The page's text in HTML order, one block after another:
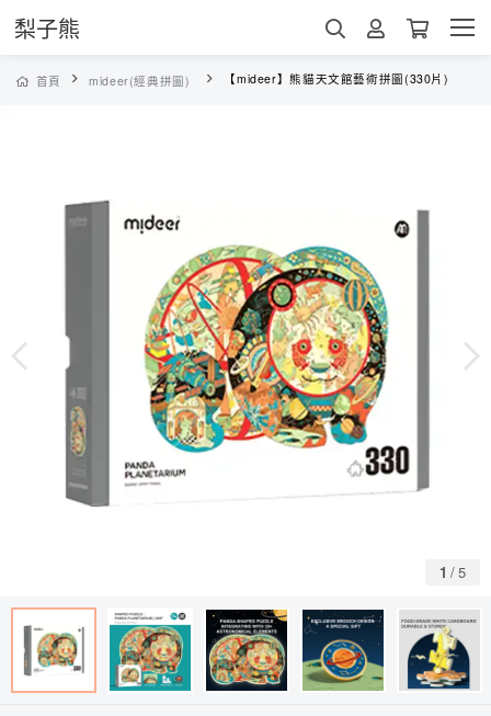
梨子熊
首頁 mideer(經典拼圖) 【mideer】熊貓天文館藝術拼圖(330片)
1 /5